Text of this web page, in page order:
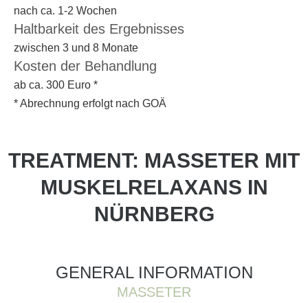
nach ca. 1-2 Wochen
Haltbarkeit des Ergebnisses
zwischen 3 und 8 Monate
Kosten der Behandlung
ab ca. 300 Euro *
* Abrechnung erfolgt nach GOÄ
TREATMENT: MASSETER MIT
MUSKELRELAXANS IN
NÜRNBERG
GENERAL INFORMATION
MASSETER